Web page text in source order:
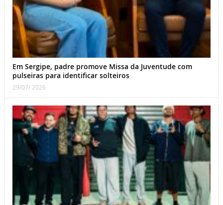
Em Sergipe, padre promove Missa da Juventude com
pulseiras para identificar solteiros
29/07/ 2026